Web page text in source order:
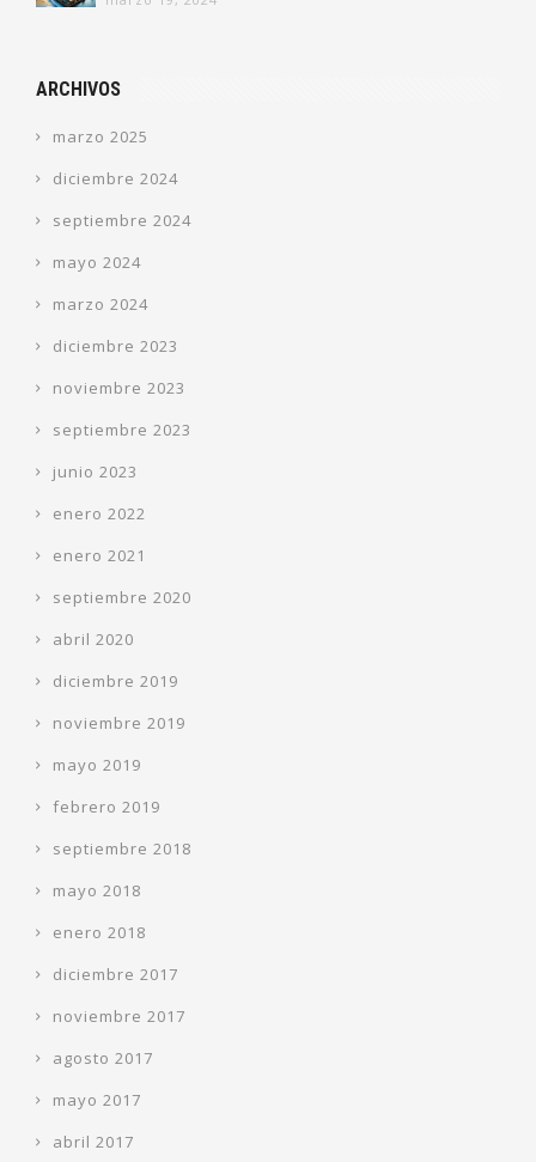
ARCHIVOS
marzo 2025
diciembre 2024
septiembre 2024
mayo 2024
marzo 2024
diciembre 2023
noviembre 2023
septiembre 2023
junio 2023
enero 2022
enero 2021
septiembre 2020
abril 2020
diciembre 2019
noviembre 2019
mayo 2019
febrero 2019
septiembre 2018
mayo 2018
enero 2018
diciembre 2017
noviembre 2017
agosto 2017
mayo 2017
abril 2017